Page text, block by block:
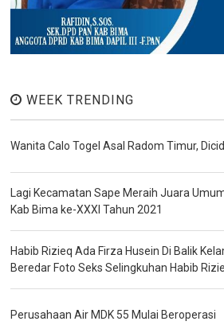
WEEK TRENDING
Wanita Calo Togel Asal Radom Timur,
Lagi Kecamatan Sape Meraih Juara
Kab Bima ke-XXXI Tahun 2021
Habib Rizieq Ada Firza Husein Di Balik
Beredar Foto Seks Selingkuhan Habib
Perusahaan Air MDK 55 Mulai Beroperasi